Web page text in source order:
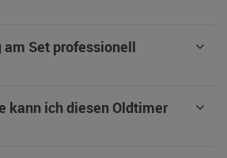
am Set professionell
kann ich diesen Oldtimer